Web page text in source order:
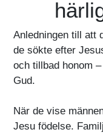
Anledningen till att
de sökte efter
och tillbad honom
Gud.
När de vise
Jesu födelse.